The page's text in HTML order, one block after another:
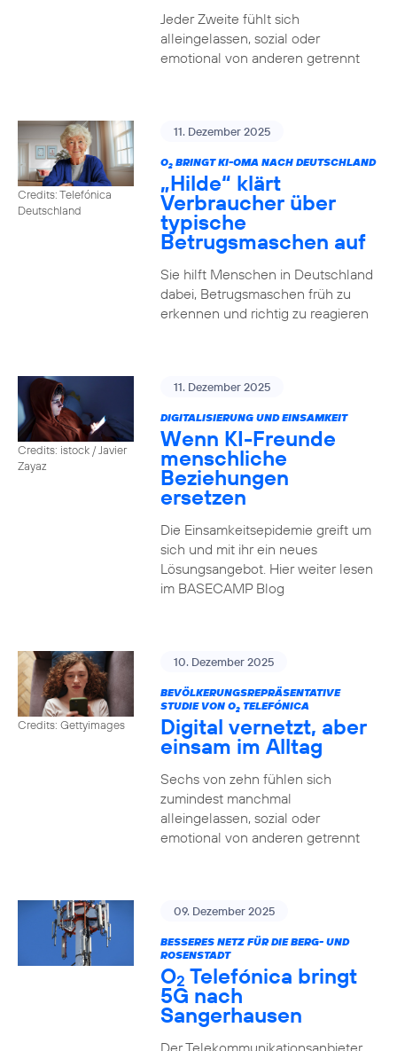
Jeder Zweite fühlt sich
alleingelassen, sozial oder
emotional von anderen getrennt
Credits: Telefónica
Deutschland
11. Dezember 2025
O2BRINGT KI-OMA NACH DEUTSCHLAND
„Hilde“ klärt
Verbraucher über
typische
Betrugsmaschen auf
Sie hilft Menschen in Deutschland
dabei, Betrugsmaschen früh zu
erkennen und richtig zu reagieren
Credits: istock / Javier
Zayaz
11. Dezember 2025
DIGITALISIERUNG UND EINSAMKEIT
Wenn KI-Freunde
menschliche
Beziehungen
ersetzen
Die Einsamkeitsepidemie greift um
sich und mit ihr ein neues
Lösungsangebot. Hier weiter lesen
im BASECAMP Blog
Credits: Gettyimages
10. Dezember 2025
BEVÖLKERUNGSREPRÄSENTATIVE
STUDIE VON O2TELEFÓNICA
Digital vernetzt, aber
einsam im Alltag
Sechs von zehn fühlen sich
zumindest manchmal
alleingelassen, sozial oder
emotional von anderen getrennt
09. Dezember 2025
BESSERES NETZ FÜR DIE BERG- UND
ROSENSTADT
O2 Telefónica bringt
5G nach
Sangerhausen
Der Telekommunikationsanbieter